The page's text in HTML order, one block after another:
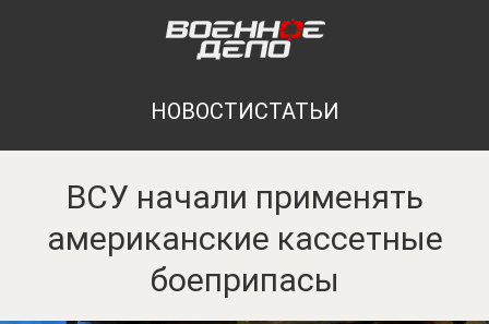
НОВОСТИСТАТЬИ
ВСУ начали применять
американские кассетные
боеприпасы